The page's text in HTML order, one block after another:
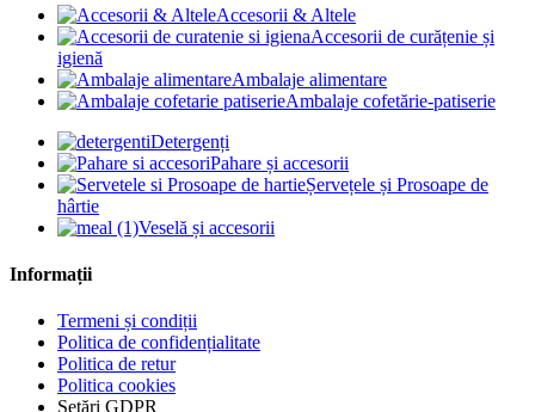
Accesorii & Altele
Accesorii de curățenie și
igienă
Ambalaje alimentare
Ambalaje cofetărie-patiserie
Detergenți
Pahare și accesorii
Șervețele și Prosoape de
hârtie
Veselă și accesorii
Informații
Termeni și condiții
Politica de confidențialitate
Politica de retur
Politica cookies
Setări GDPR